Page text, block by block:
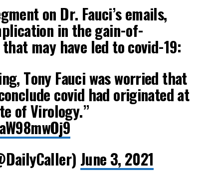
on Dr. Fauci’s emails,
in the gain-of-
may have led to covid-19:
Tony Fauci was worried that
covid had originated at
of Virology.”
June 3, 2021